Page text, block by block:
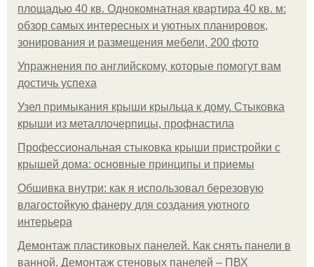
площадью 40 кв. Однокомнатная квартира 40 кв. м:
обзор самых интересных и уютных планировок,
зонирования и размещения мебели, 200 фото
Упражнения по английскому, которые помогут вам
достичь успеха
Узел примыкания крыши крыльца к дому. Стыковка
крыши из металлочерпицы, профнастила
Профессиональная стыковка крыши пристройки с
крышей дома: основные принципы и приемы
Обшивка внутри: как я использовал березовую
влагостойкую фанеру для создания уютного
интерьера
Демонтаж пластиковых панелей. Как снять панели в
ванной. Демонтаж стеновых панелей – ПВХ